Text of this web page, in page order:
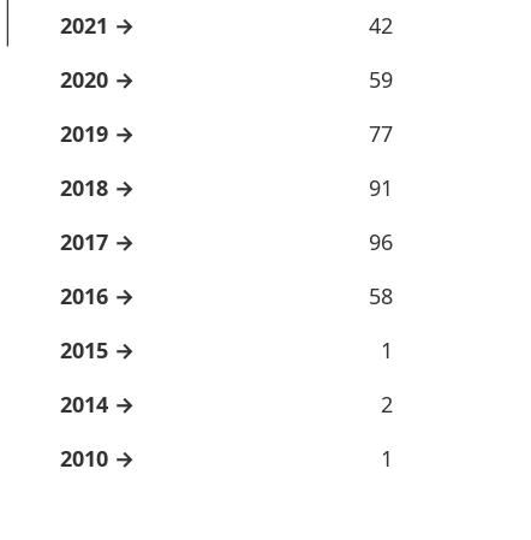
2021
42
2020
59
2019
77
2018
91
2017
96
2016
58
2015
1
2014
2
2010
1